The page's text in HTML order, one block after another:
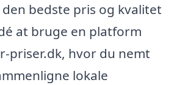
bedste pris og kvalitet
at bruge en platform
priser.dk, hvor du nemt
lokale